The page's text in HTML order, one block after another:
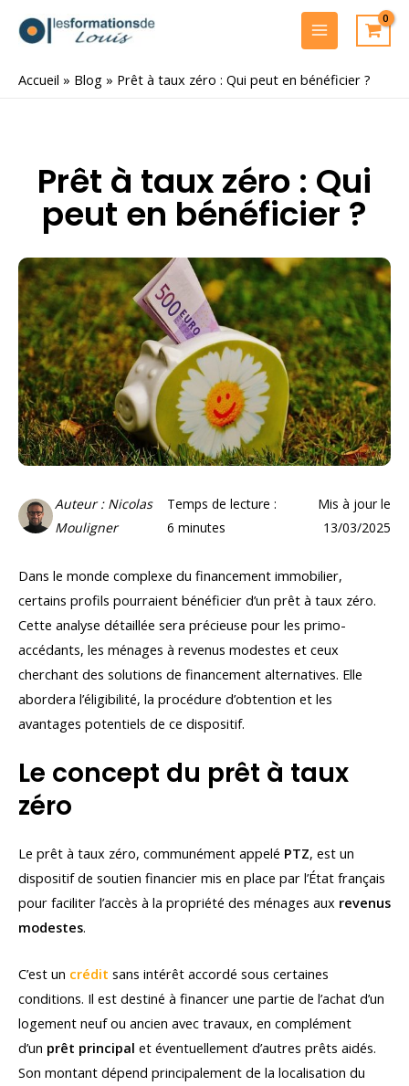
MAIN
MENU
Accueil » Blog » Prêt à taux zéro : Qui peut en bénéficier ?
Prêt à taux zéro : Qui
peut en bénéficier ?
Auteur : Nicolas
Mouligner
Temps de lecture :
6 minutes
Mis à jour le
13/03/2025
Dans le monde complexe du financement immobilier,
certains profils pourraient bénéficier d’un prêt à taux zéro.
Cette analyse détaillée sera précieuse pour les primo-
accédants, les ménages à revenus modestes et ceux
cherchant des solutions de financement alternatives. Elle
abordera l’éligibilité, la procédure d’obtention et les
avantages potentiels de ce dispositif.
Le concept du prêt à taux
zéro
Le prêt à taux zéro, communément appelé PTZ, est un
dispositif de soutien financier mis en place par l’État français
pour faciliter l’accès à la propriété des ménages aux revenus
modestes.
C’est un crédit sans intérêt accordé sous certaines
conditions. Il est destiné à financer une partie de l’achat d’un
logement neuf ou ancien avec travaux, en complément
d’un prêt principal et éventuellement d’autres prêts aidés.
Son montant dépend principalement de la localisation du